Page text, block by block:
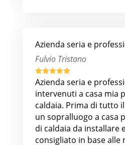
Azienda seria e
Fulvio Tristano

Azienda seria e
intervenuti a casa mia
caldaia. Prima di tutto
un sopralluogo a casa
di caldaia da installare
consigliato in base alle